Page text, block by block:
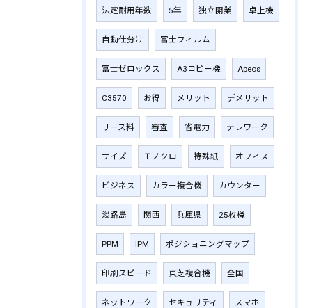
法定耐用年数 5年 独立開業 卓上機
自動仕分け 富士フィルム
富士ゼロックス A3コピー機 Apeos
C3570 お得 メリット デメリット
リース料 審査 省電力 テレワーク
サイズ モノクロ 特殊紙 オフィス
ビジネス カラー複合機 カウンター
淡路島 関西 兵庫県 25枚機
PPM IPM ポジショニングマップ
印刷スピード 東芝複合機 全国
ネットワーク セキュリティ スマホ